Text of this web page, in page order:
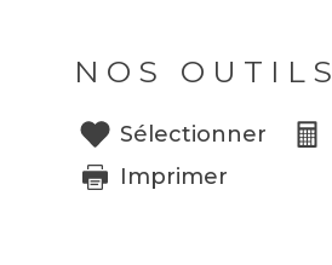
NOS OUTILS
Sélectionner
Imprimer